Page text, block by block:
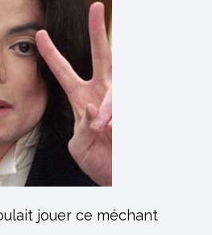
jouer ce méchant